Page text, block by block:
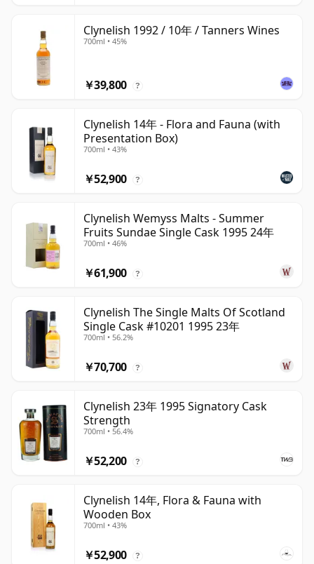
Clynelish 1992 / 10年 / Tanners Wines
700ml • 45%
￥39,800 ?
Clynelish 14年 - Flora and Fauna (with
Presentation Box)
700ml • 43%
￥52,900 ?
Clynelish Wemyss Malts - Summer
Fruits Sundae Single Cask 1995 24年
700ml • 46%
￥61,900 ?
Clynelish The Single Malts Of Scotland
Single Cask #10201 1995 23年
700ml • 56.2%
￥70,700 ?
Clynelish 23年 1995 Signatory Cask
Strength
700ml • 56.4%
￥52,200 ?
Clynelish 14年, Flora & Fauna with
Wooden Box
700ml • 43%
￥52,900 ?